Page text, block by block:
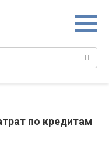
по кредитам